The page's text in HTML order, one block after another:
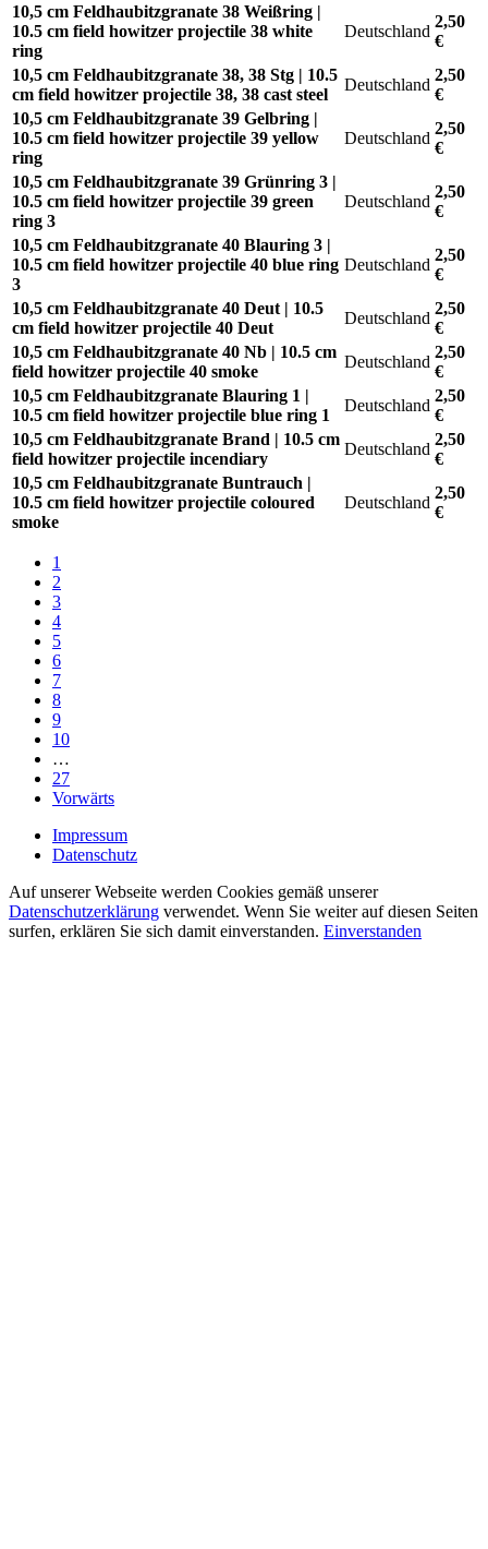
10,5 cm Feldhaubitzgranate 38 Weißring |
10.5 cm field howitzer projectile 38 white
ring
Deutschland
2,50
€
10,5 cm Feldhaubitzgranate 38, 38 Stg | 10.5
cm field howitzer projectile 38, 38 cast steel
Deutschland
2,50
€
10,5 cm Feldhaubitzgranate 39 Gelbring |
10.5 cm field howitzer projectile 39 yellow
ring
Deutschland
2,50
€
10,5 cm Feldhaubitzgranate 39 Grünring 3 |
10.5 cm field howitzer projectile 39 green
ring 3
Deutschland
2,50
€
10,5 cm Feldhaubitzgranate 40 Blauring 3 |
10.5 cm field howitzer projectile 40 blue ring
3
Deutschland
2,50
€
10,5 cm Feldhaubitzgranate 40 Deut | 10.5
cm field howitzer projectile 40 Deut
Deutschland
2,50
€
10,5 cm Feldhaubitzgranate 40 Nb | 10.5 cm
field howitzer projectile 40 smoke
Deutschland
2,50
€
10,5 cm Feldhaubitzgranate Blauring 1 |
10.5 cm field howitzer projectile blue ring 1
Deutschland
2,50
€
10,5 cm Feldhaubitzgranate Brand | 10.5 cm
field howitzer projectile incendiary
Deutschland
2,50
€
10,5 cm Feldhaubitzgranate Buntrauch |
10.5 cm field howitzer projectile coloured
smoke
Deutschland
2,50
€
1
2
3
4
5
6
7
8
9
10
…
27
Vorwärts
Impressum
Datenschutz
Auf unserer Webseite werden Cookies gemäß unserer
Datenschutzerklärung verwendet. Wenn Sie weiter auf diesen Seiten
surfen, erklären Sie sich damit einverstanden. Einverstanden